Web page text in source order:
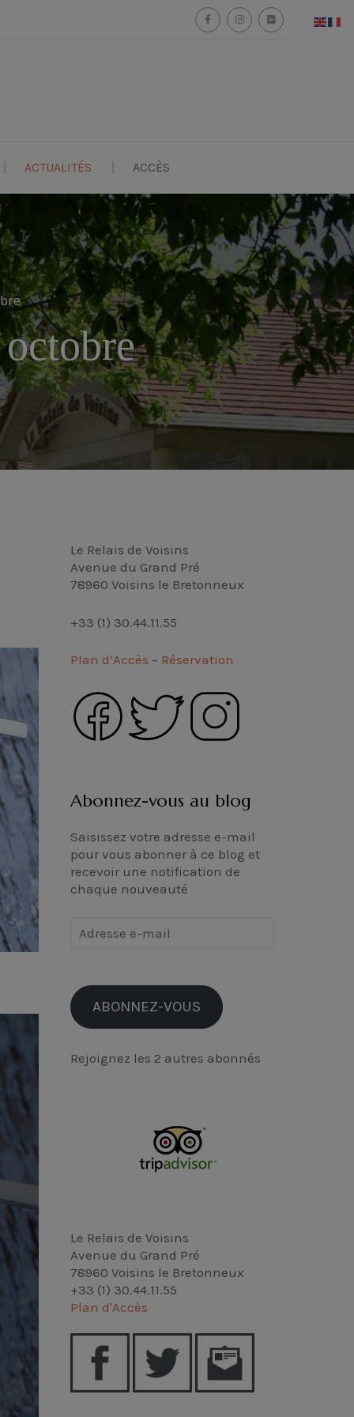
ACTUALITÉS ACCÈS
Le Relais de Voisins
Avenue du Grand Pré
78960 Voisins le Bretonneux
+33 (1) 30.44.11.55
Plan d’Accès – Réservation
Abonnez-vous au blog
Saisissez votre adresse e-mail
pour vous abonner à ce blog et
recevoir une notification de
chaque nouveauté
Adresse
e-
ABONNEZ-VOUS
Rejoignez les 2 autres abonnés
Le Relais de Voisins
Avenue du Grand Pré
78960 Voisins le Bretonneux
+33 (1) 30.44.11.55
Plan d'Accès